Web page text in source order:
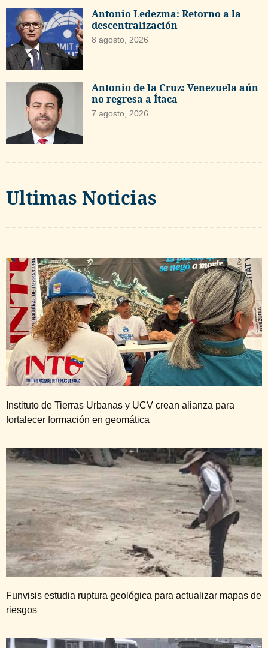
Antonio Ledezma: Retorno a la
descentralización
8 agosto, 2026
Antonio de la Cruz: Venezuela aún
no regresa a Ítaca
7 agosto, 2026
Ultimas Noticias
Instituto de Tierras Urbanas y UCV crean alianza para
fortalecer formación en geomática
Funvisis estudia ruptura geológica para actualizar mapas de
riesgos